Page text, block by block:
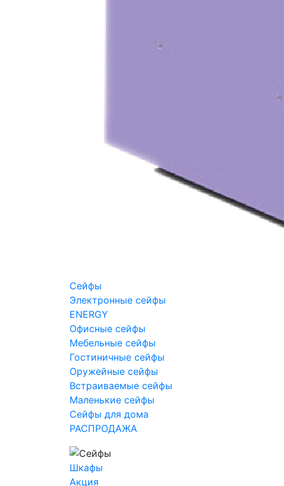
Сейфы
Электронные сейфы
ENERGY
Офисные сейфы
Мебельные сейфы
Гостиничные сейфы
Оружейные сейфы
Встраиваемые сейфы
Маленькие сейфы
Сейфы для дома
РАСПРОДАЖА
Шкафы
Акция